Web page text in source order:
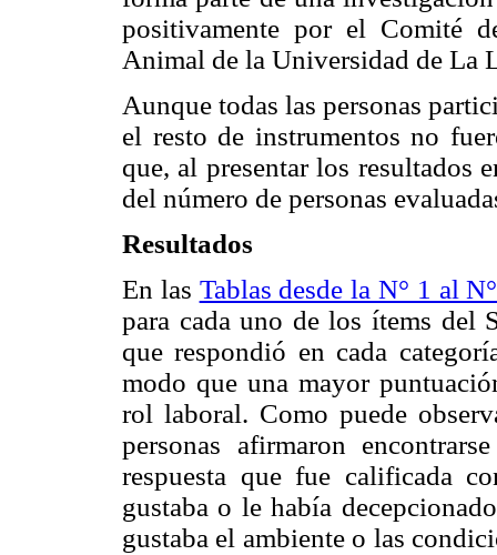
positivamente por el Comité
Animal de la Universidad de La
Aunque todas las personas
el resto de instrumentos no
que, al presentar los resultados
del número de personas
Resultados
En las Tablas desde la N° 1 al
para cada uno de los ítems del
que respondió en cada
modo que una mayor
rol laboral. Como puede
personas afirmaron
respuesta que fue calificada
gustaba o le había
gustaba el ambiente o las